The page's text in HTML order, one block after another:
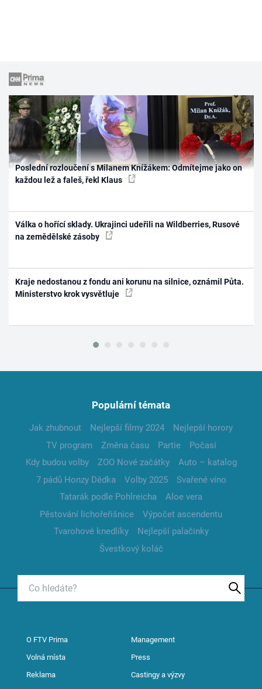
Poslední rozloučení s Milanem Knížákem: Odmítejme jako on
každou lež a faleš, řekl Klaus
Válka o hořící sklady. Ukrajinci udeřili na Wildberries, Rusové
na zemědělské zásoby
Kraje nedostanou z fondu ani korunu na silnice, oznámil Půta.
Ministerstvo krok vysvětluje
Populární témata
Jak zhubnout Nejlepší filmy 2024
Nejlepší horory
TV program
Změna času Partie
Počasí
Kdy budou volby
ZOO Nové začátky
Auto – katalog
7 pádů Honzy Dědka
Volby 2025
Svařené víno
Tatarák podle Pohlreicha
Aloe vera
Pěstování lichořeřišnice
Výpočet ascendentu
Tvarohové knedlíky
Nejlepší palačinky
Švestkový koláč
O FTV Prima Management
Volná místa Press
Reklama Castingy a výzvy